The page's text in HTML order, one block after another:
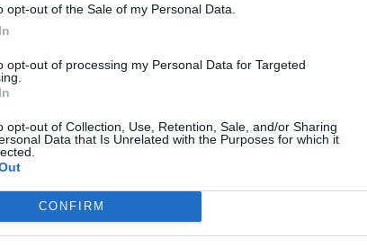
opt-out of the Sale of my Personal Data.
opt-out of processing my Personal Data for Targeted
opt-out of Collection, Use, Retention, Sale, and/or Sharing
Data that Is Unrelated with the Purposes for which it
CONFIRM
przecenił hit do kuchni. Air fryer tańszy aż o 150 zł, a
2026 16:06
dla milionów polskich rodzin. ZUS wypłacił już 173